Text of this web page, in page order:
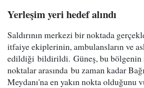
Yerleşim yeri hedef alındı
Saldırının merkezi bir noktada
itfaiye ekiplerinin, ambulansların ve
edildiği bildirildi. Güneş, bu bölgenin
noktalar arasında bu zaman kadar
Meydanı'na en yakın nokta olduğunu